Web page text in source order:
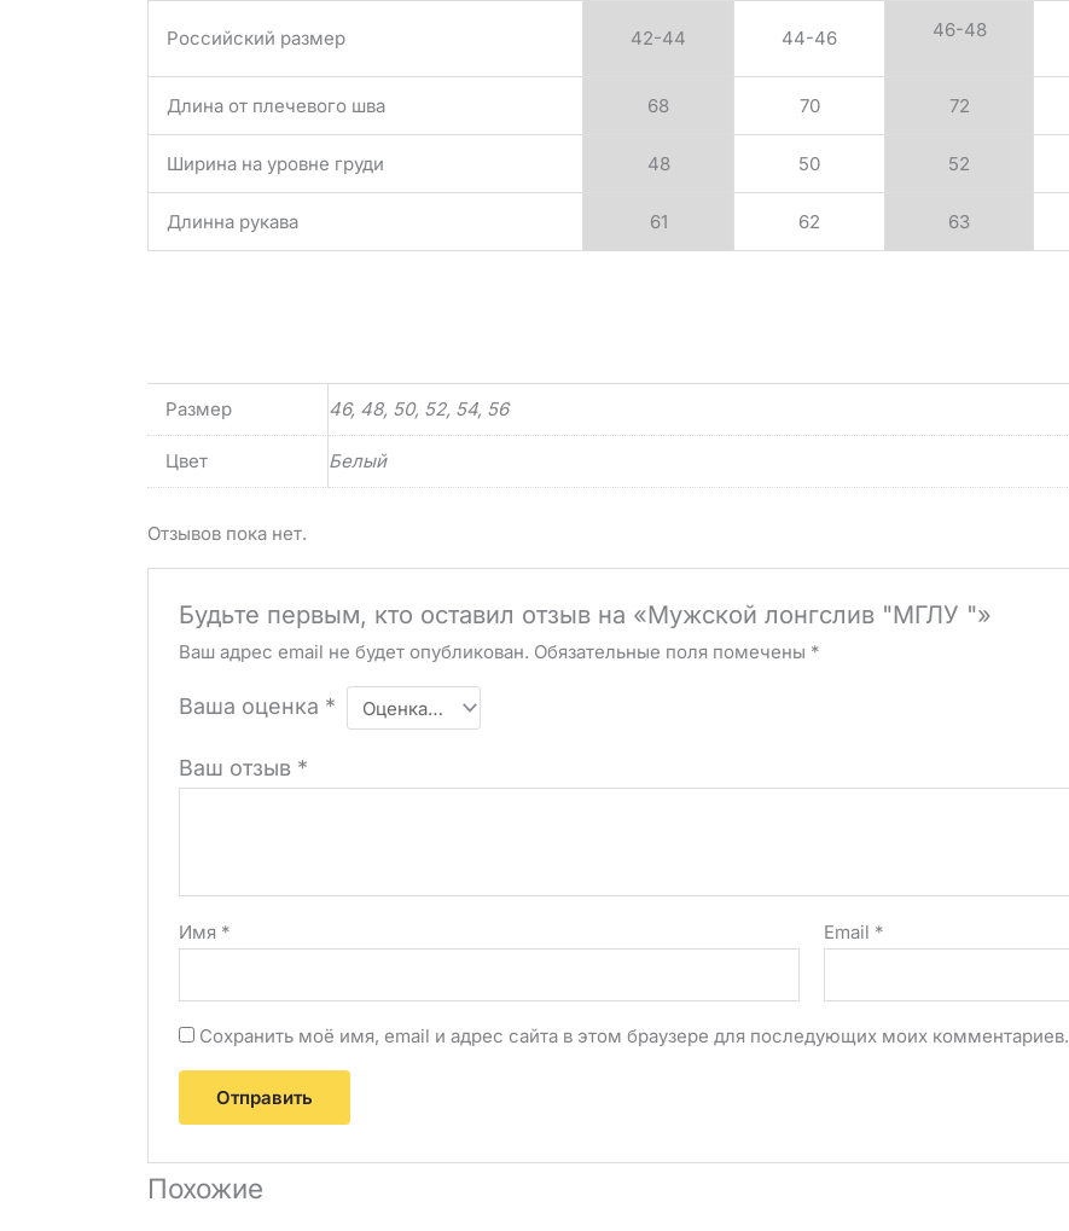
Российский размер 42-44 44-46 46-48
Длина от плечевого шва 68 70 72
Ширина на уровне груди 48 50 52
Длинна рукава 61 62 63
Размер 46, 48, 50, 52, 54, 56
Цвет Белый
Отзывов пока нет.
Будьте первым, кто оставил отзыв на «Мужской лонгслив "МГЛУ "»
Ваш адрес email не будет опубликован. Обязательные поля помечены *
Ваша оценка *
Ваш отзыв *
Имя * Email *
Сохранить моё имя, email и адрес сайта в этом браузере для последующих моих комментариев.
Похожие